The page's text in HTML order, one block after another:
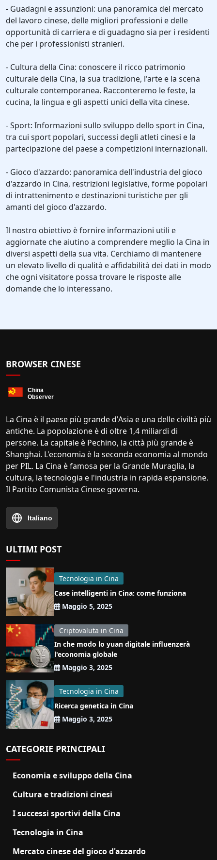
- Guadagni e assunzioni: una panoramica del mercato
del lavoro cinese, delle migliori professioni e delle
opportunità di carriera e di guadagno sia per i residenti
che per i professionisti stranieri.
- Cultura della Cina: conoscere il ricco patrimonio
culturale della Cina, la sua tradizione, l'arte e la scena
culturale contemporanea. Racconteremo le feste, la
cucina, la lingua e gli aspetti unici della vita cinese.
- Sport: Informazioni sullo sviluppo dello sport in Cina,
tra cui sport popolari, successi degli atleti cinesi e la
partecipazione del paese a competizioni internazionali.
- Gioco d'azzardo: panoramica dell'industria del gioco
d'azzardo in Cina, restrizioni legislative, forme popolari
di intrattenimento e destinazioni turistiche per gli
amanti del gioco d'azzardo.
Il nostro obiettivo è fornire informazioni utili e
aggiornate che aiutino a comprendere meglio la Cina in
diversi aspetti della sua vita. Cerchiamo di mantenere
un elevato livello di qualità e affidabilità dei dati in modo
che ogni visitatore possa trovare le risposte alle
domande che lo interessano.
BROWSER CINESE
La Cina è il paese più grande d'Asia e una delle civiltà più
antiche. La popolazione è di oltre 1,4 miliardi di
persone. La capitale è Pechino, la città più grande è
Shanghai. L'economia è la seconda economia al mondo
per PIL. La Cina è famosa per la Grande Muraglia, la
cultura, la tecnologia e l'industria in rapida espansione.
Il Partito Comunista Cinese governa.
Italiano
ULTIMI POST
Tecnologia in Cina
Case intelligenti in Cina: come funziona
Maggio 5, 2025
Criptovaluta in Cina
In che modo lo yuan digitale influenzerà
l'economia globale
Maggio 3, 2025
Tecnologia in Cina
Ricerca genetica in Cina
Maggio 3, 2025
CATEGORIE PRINCIPALI
Economia e sviluppo della Cina
Cultura e tradizioni cinesi
I successi sportivi della Cina
Tecnologia in Cina
Mercato cinese del gioco d'azzardo